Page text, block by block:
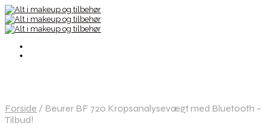
Forside / Beurer BF 720 Kropsanalysevægt med Bluetooth –
Tilbud!